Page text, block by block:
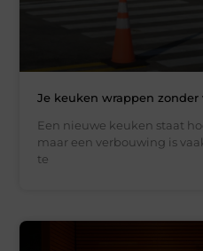
Je keuken wrappen
Een nieuwe keuken staat
maar een verbouwing is
te